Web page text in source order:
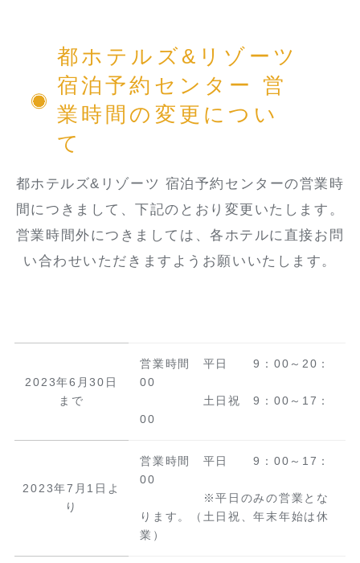
都ホテルズ&リゾーツ
宿泊予約センター 営
業時間の変更につい
て
都ホテルズ&リゾーツ 宿泊予約センターの営業時
間につきまして、下記のとおり変更いたします。
営業時間外につきましては、各ホテルに直接お問
い合わせいただきますようお願いいたします。
2023年6月30日
まで
営業時間 平日 9：00～20：
00
土日祝 9：00～17：
00
2023年7月1日よ
り
営業時間 平日 9：00～17：
00
※平日のみの営業とな
ります。（土日祝、年末年始は休
業）